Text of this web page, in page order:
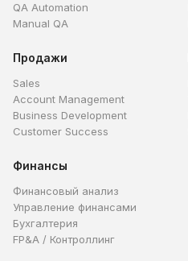
QA Automation
Manual QA
Продажи
Sales
Account Management
Business Development
Customer Success
Финансы
Финансовый анализ
Управление финансами
Бухгалтерия
FP&A / Контроллинг